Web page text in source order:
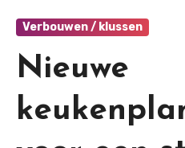
Verbouwen / klussen
Nieuwe